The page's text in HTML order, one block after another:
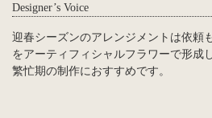
Designer’s Voice
迎春シーズンのアレンジメントは依頼
をアーティフィシャルフラワーで形成
繁忙期の制作におすすめです。